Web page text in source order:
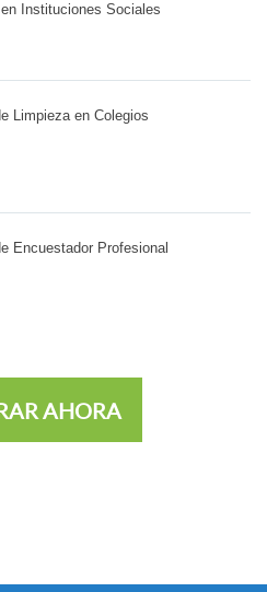
Instituciones Sociales
Limpieza en Colegios
Encuestador Profesional
AHORA